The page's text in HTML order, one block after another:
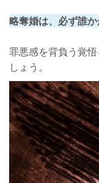
略奪婚は、必ず誰
罪悪感を背負う覚
しょう。